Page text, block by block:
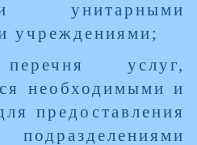
унитарными
учреждениями;
услуг,
необходимыми и
предоставления